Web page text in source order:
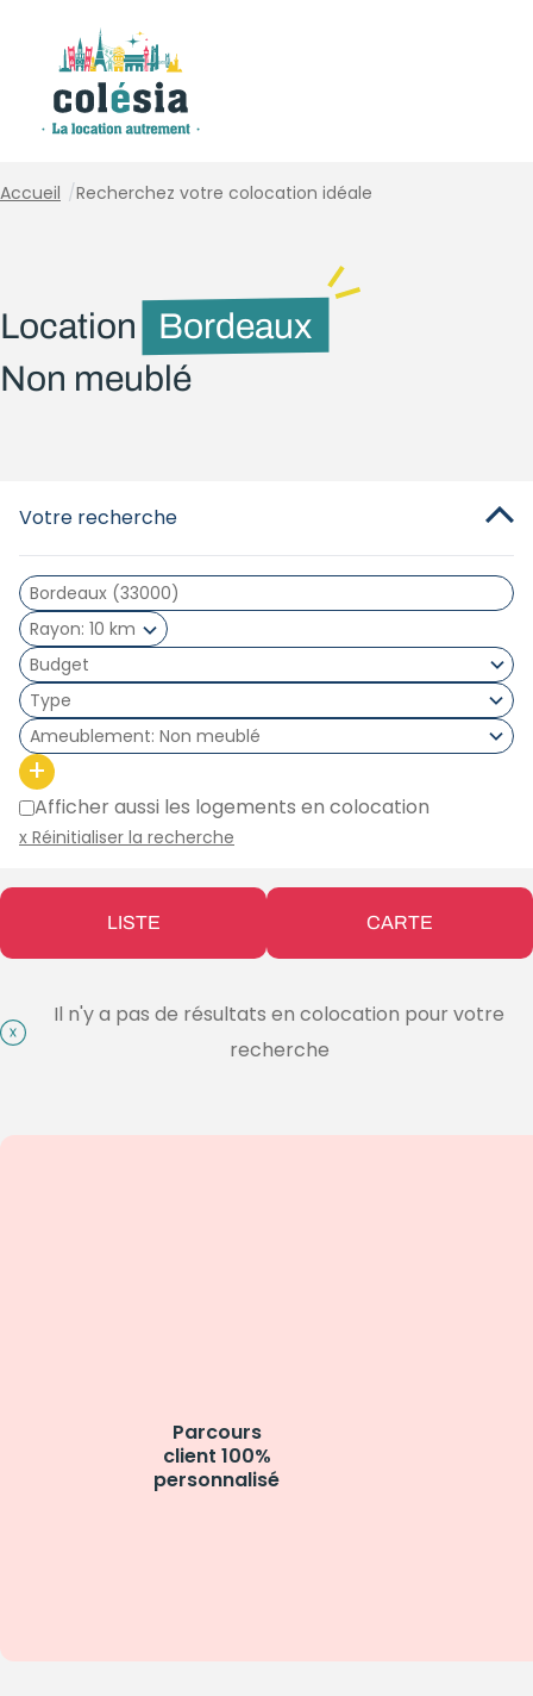
Accueil /Recherchez votre colocation idéale
Location
Bordeaux
Non meublé
Votre recherche
Rayon 10 km
Type
Ameublement Non meublé
+
Afficher aussi les logements en colocation
x Réinitialiser la recherche
LISTE CARTE
Il n'y a pas de résultats en colocation pour votre
recherche
Parcours
client 100%
personnalisé